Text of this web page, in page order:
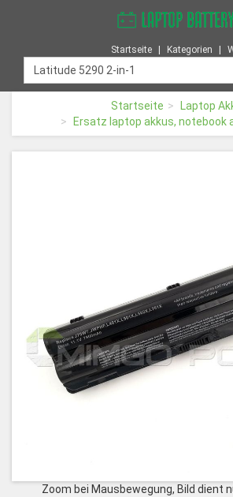
Startseite Kategorien
Startseite
Laptop
Ersatz laptop akkus, notebook
Zoom bei Mausbewegung, Bild dient